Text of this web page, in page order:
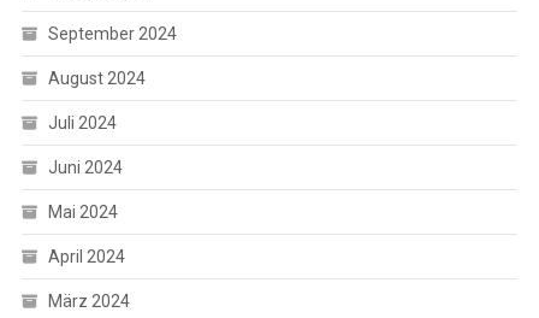
September 2024
August 2024
Juli 2024
Juni 2024
Mai 2024
April 2024
März 2024